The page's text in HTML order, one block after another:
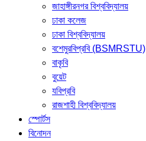
জাহাঙ্গীরনগর বিশ্ববিদ্যালয়
ঢাকা কলেজ
ঢাকা বিশ্ববিদ্যালয়
বশেমুরবিপ্রবি (BSMRSTU)
বাকৃবি
বুয়েট
যবিপ্রবি
রাজশাহী বিশ্ববিদ্যালয়
স্পোর্টস
বিনোদন